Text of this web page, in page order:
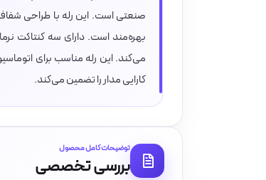
صنعتی است. این رله با طراحی
می‌کند. این رله مناسب برای
کارایی مدار را تضمین می‌کند.
توضیحات کامل محصول
بررسی تخصصی